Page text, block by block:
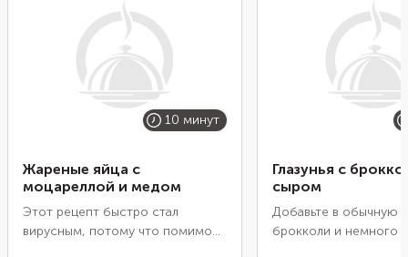
10 минут
Жареные яйца с
моцареллой и медом
Этот рецепт быстро стал
вирусным, потому что помимо
Глазунья с
сыром
Добавьте в обычную
брокколи и немного